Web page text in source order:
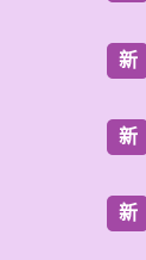
新
新
新